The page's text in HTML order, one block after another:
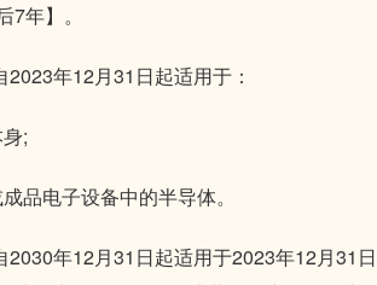
7年】。
2023年12月31日起适用于：
;
品电子设备中的半导体。
2030年12月31日起适用于2023年12月31